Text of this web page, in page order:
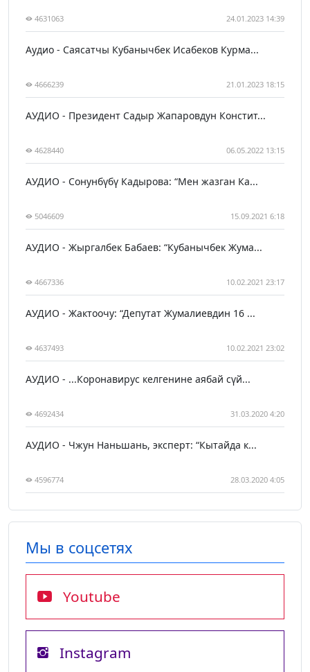
4631063 24.01.2023 14:39
Аудио - Саясатчы Кубанычбек Исабеков Курма...
4666239 21.01.2023 18:15
АУДИО - Президент Садыр Жапаровдун Констит...
4628440 06.05.2022 13:15
АУДИО - Сонунбүбү Кадырова: “Мен жазган Ка...
5046609 15.09.2021 6:18
АУДИО - Жыргалбек Бабаев: “Кубанычбек Жума...
4667336 10.02.2021 23:17
АУДИО - Жактоочу: “Депутат Жумалиевдин 16 ...
4637493 10.02.2021 23:02
АУДИО - ...Коронавирус келгенине аябай сүй...
4692434 31.03.2020 4:20
АУДИО - Чжун Наньшань, эксперт: “Кытайда к...
4596774 28.03.2020 4:05
Мы в соцсетях
Youtube
Instagram